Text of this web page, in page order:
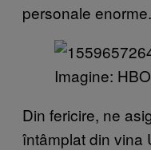
personale enorme.
Imagine: HBO
Din fericire, ne
întâmplat din vina